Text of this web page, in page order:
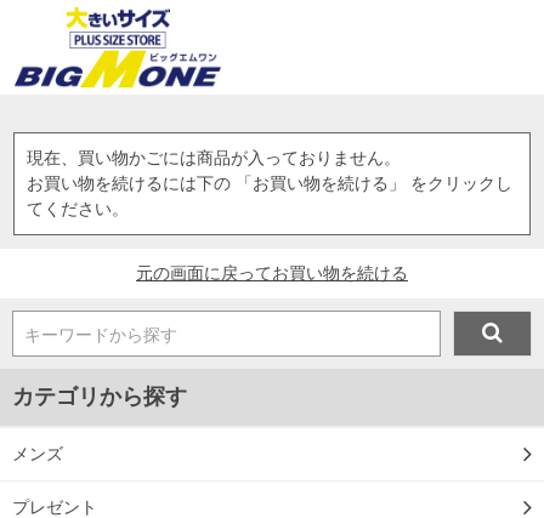
現在、買い物かごには商品が入っておりません。
お買い物を続けるには下の 「お買い物を続ける」 をクリックし
てください。
元の画面に戻ってお買い物を続ける
キーワードから探す
カテゴリから探す
メンズ
プレゼント